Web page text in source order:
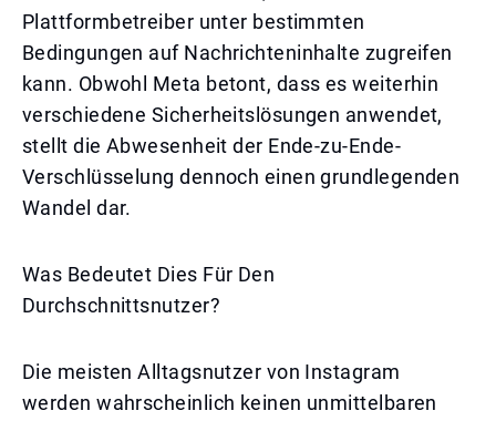
Plattformbetreiber unter bestimmten
Bedingungen auf Nachrichteninhalte zugreifen
kann. Obwohl Meta betont, dass es weiterhin
verschiedene Sicherheitslösungen anwendet,
stellt die Abwesenheit der Ende-zu-Ende-
Verschlüsselung dennoch einen grundlegenden
Wandel dar.
Was Bedeutet Dies Für Den
Durchschnittsnutzer?
Die meisten Alltagsnutzer von Instagram
werden wahrscheinlich keinen unmittelbaren